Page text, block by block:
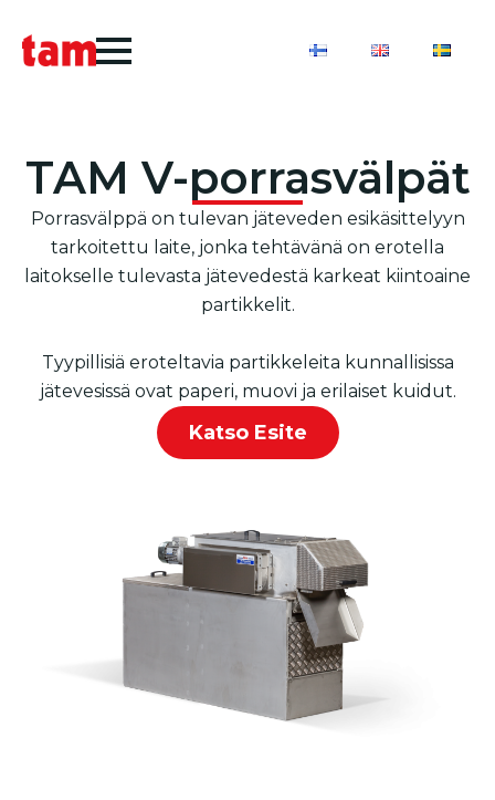
TAM V-porrasvälpät
Porrasvälppä on tulevan jäteveden esikäsittelyyn
tarkoitettu laite, jonka tehtävänä on erotella
laitokselle tulevasta jätevedestä karkeat kiintoaine
partikkelit.
Tyypillisiä eroteltavia partikkeleita kunnallisissa
jätevesissä ovat paperi, muovi ja erilaiset kuidut.
Katso Esite